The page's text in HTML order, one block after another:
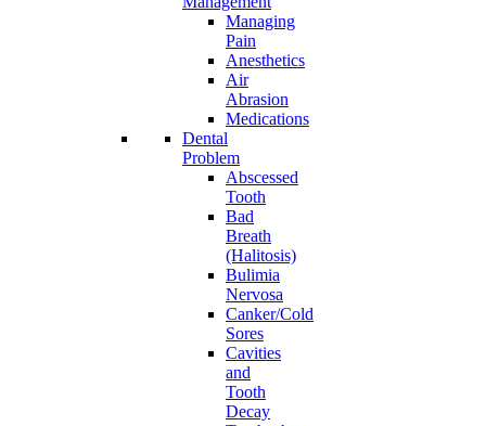
Managing
Pain
Anesthetics
Air
Abrasion
Medications
Dental
Problem
Abscessed
Tooth
Bad
Breath
(Halitosis)
Bulimia
Nervosa
Canker/Cold
Sores
Cavities
and
Tooth
Decay